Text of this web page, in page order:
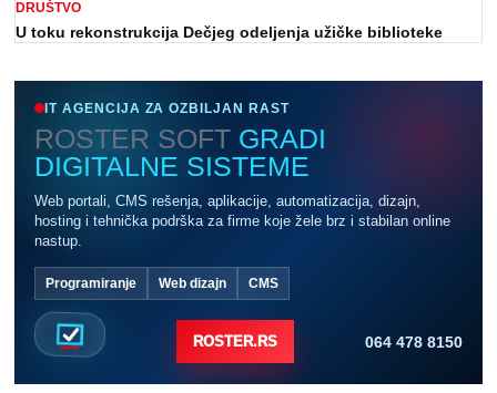
DRUŠTVO
U toku rekonstrukcija Dečjeg odeljenja užičke biblioteke
IT AGENCIJA ZA OZBILJAN RAST
ROSTER SOFT GRADI
DIGITALNE SISTEME
Web portali, CMS rešenja, aplikacije, automatizacija, dizajn,
hosting i tehnička podrška za firme koje žele brz i stabilan online
nastup.
Programiranje Web dizajn CMS
ROSTER.RS 064 478 8150